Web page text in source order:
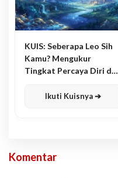
KUIS: Seberapa Leo Sih
Kamu? Mengukur
Tingkat Percaya Diri dan
Ikuti Kuisnya ➔
Komentar